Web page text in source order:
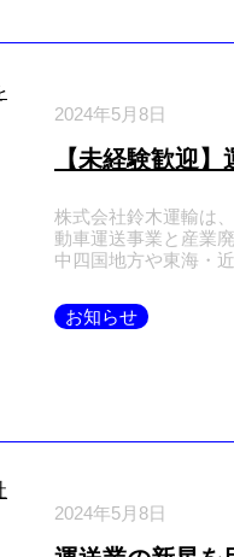
2024年5月8日
【未経験歓迎
株式会社鈴木運輸は
動車運送事業と産業
中四国地方や東海・
お知らせ
2024年5月8日